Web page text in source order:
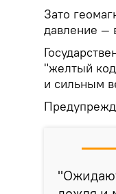
Зато
давление —
"желтый
и сильным